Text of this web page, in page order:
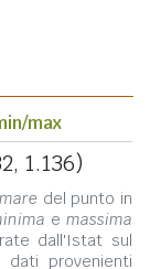
max
1.136)
del punto in
e massima
dall'Istat sul
provenienti